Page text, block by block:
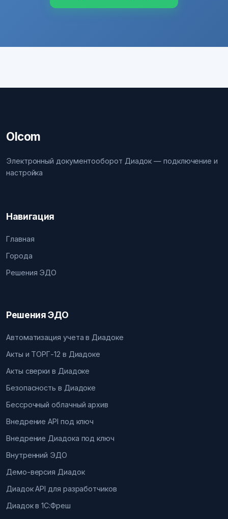
Olcom
Электронный документооборот Диадок — подключение и
настройка
Навигация
Главная
Города
Решения ЭДО
Решения ЭДО
Автоматизация учета в Диадоке
Акты и ТОРГ-12 в Диадоке
Акты сверки в Диадоке
Безопасность в Диадоке
Бессрочный облачный архив
Внедрение API под ключ
Внедрение Диадока под ключ
Внутренний ЭДО
Демо-версия Диадок
Диадок API для разработчиков
Диадок в 1С:Фреш